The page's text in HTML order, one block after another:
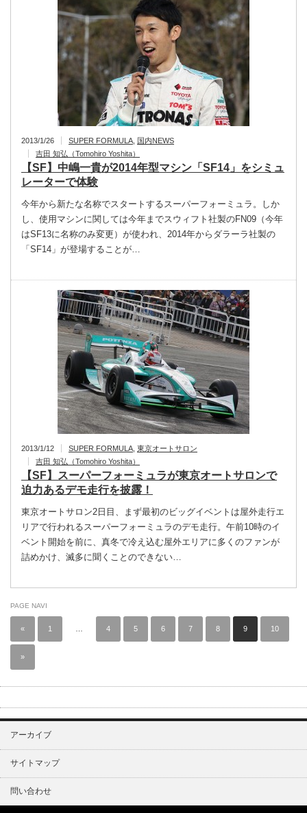
2013/1/26 SUPER FORMULA
国内NEWS
吉田 知弘（Tomohiro Yoshita）
【SF】中嶋一貴が2014年型マシン「SF14」をシミュ
レーターで体験
今年から新たな名称でスタートするスーパーフォーミュラ。しか
し、使用マシンに関しては今年までスウィフト社製のFN09（今年
はSF13に名称のみ変更）が使われ、2014年からダラーラ社製の
「SF14」が登場することが…
2013/1/12 SUPER FORMULA 東京オートサロン
吉田 知弘（Tomohiro Yoshita）
【SF】スーパーフォーミュラが東京オートサロンで
迫力あるデモ走行を披露！
東京オートサロン2日目、まず最初のビッグイベントは屋外走行エ
リアで行われるスーパーフォーミュラのデモ走行。午前10時のイ
ベント開始を前に、真冬で冷え込む屋外エリアに多くのファンが
詰めかけ、滅多に聞くことのできない…
PAGE NAVI
« 1 4 5 6 7 8 9 10
»
アーカイブ
サイトマップ
問い合わせ